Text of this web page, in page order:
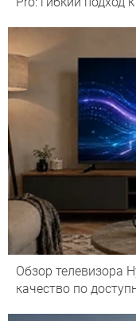
Обзор телевизора
качество по